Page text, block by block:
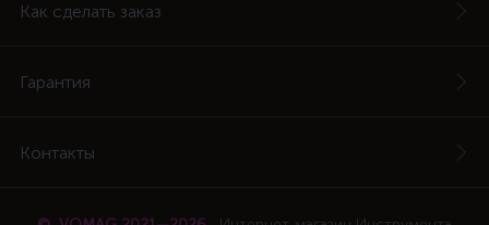
Как сделать заказ
Гарантия
Контакты